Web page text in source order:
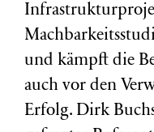
und kämpft die
auch vor den
Erfolg. Dirk